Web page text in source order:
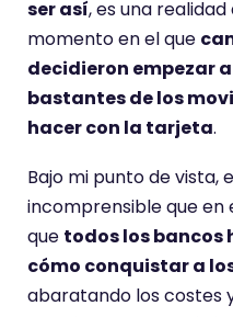
ser así, es una
momento en el que
decidieron empezar
bastantes de los
hacer con la tarjeta.
Bajo mi punto de vista,
incomprensible que en
que todos los bancos
cómo conquistar a
abaratando los costes